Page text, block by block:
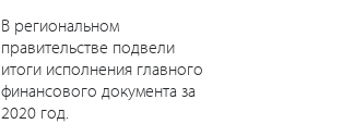
В региональном
правительстве подвели
итоги исполнения главного
финансового документа за
2020 год.